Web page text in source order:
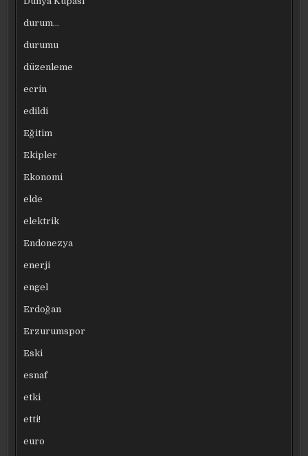
durum…
durumu
düzenleme
ecrin
edildi
Eğitim
Ekipler
Ekonomi
elde
elektrik
Endonezya
enerji
engel
Erdoğan
Erzurumspor
Eski
esnaf
etki
etti!
euro